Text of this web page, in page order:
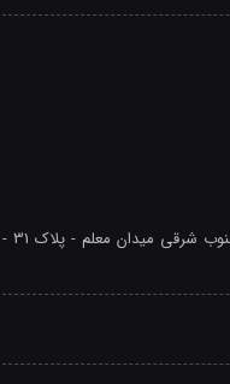
آدرس پستی: تهران - شهريار - ضلع جنوب شرقی میدان معلم - پلاک 31 -